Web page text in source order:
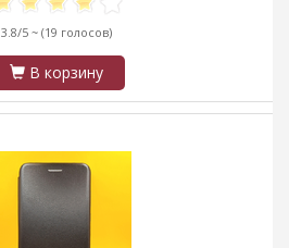
3.8/5 ~ (19 голосов)
В корзину